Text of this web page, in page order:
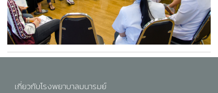
เกี่ยวกับโรงพยาบาลมนารมย์